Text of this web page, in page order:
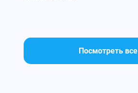
Посмотреть все